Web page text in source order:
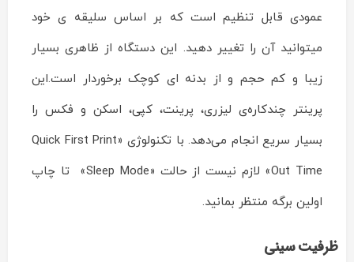
عمودی قابل تنظیم است که بر اساس سلیقه ی خود
میتوانید آن را تغییر دهید. این دستگاه از ظاهری بسیار
زیبا و کم حجم و از بدنه ای کوچک برخوردار است.این
پرینتر چندکاره‌ی لیزری، پرینت، کپی، اسکن و فکس را
بسیار سریع انجام می‌دهد. با تکنولوژی «Quick First Print
Out Time» لازم نیست از حالت «Sleep Mode» تا چاپ
اولین برگه منتظر بمانید.
ظرفیت سینی